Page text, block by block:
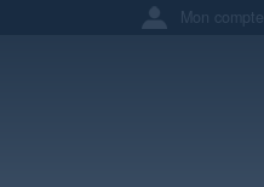
Mon compte